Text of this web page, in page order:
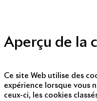
Aperçu de la
Ce site Web utilise des
expérience lorsque vous
ceux-ci, les cookies